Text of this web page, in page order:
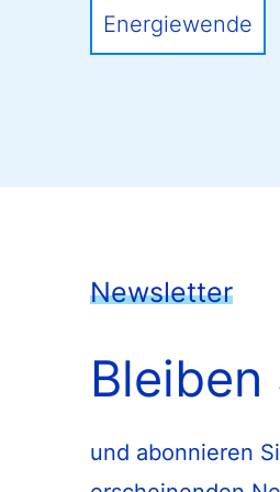
Energiewende
Newsletter
und abonnieren